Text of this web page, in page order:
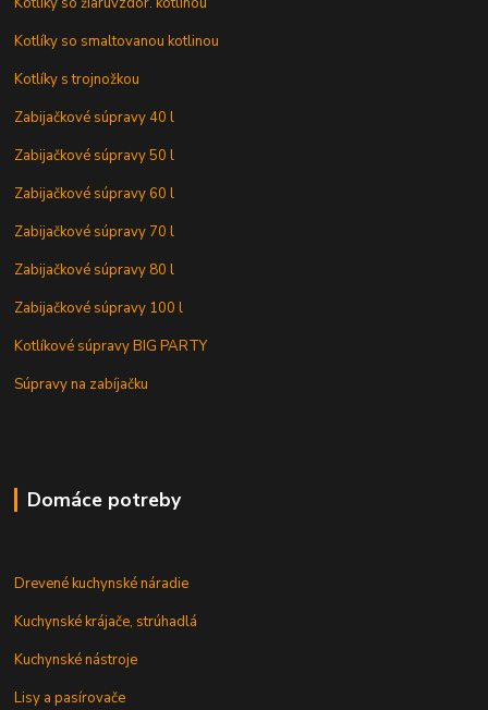
Kotlíky so smaltovanou kotlinou
Kotlíky s trojnožkou
Zabijačkové súpravy 40 l
Zabijačkové súpravy 50 l
Zabijačkové súpravy 60 l
Zabijačkové súpravy 70 l
Zabijačkové súpravy 80 l
Zabijačkové súpravy 100 l
Kotlíkové súpravy BIG PARTY
Súpravy na zabíjačku
Domáce potreby
Drevené kuchynské náradie
Kuchynské krájače, strúhadlá
Kuchynské nástroje
Lisy a pasírovače